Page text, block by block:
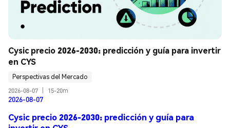
Cysic precio 2026-2030: predicción y guía para invertir
en CYS
Perspectivas del Mercado
2026-08-07
15-20m
2026-08-07
Cysic precio 2026-2030: predicción y guía para